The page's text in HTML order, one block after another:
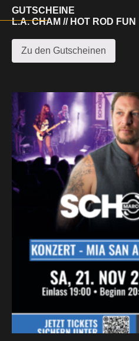
GUTSCHEINE
L.A. CHAM // HOT ROD FUN
Zu den Gutscheinen